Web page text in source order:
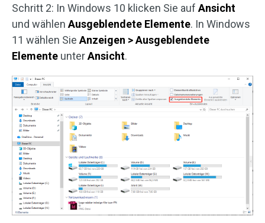
Schritt 2: In Windows 10 klicken Sie aufAnsicht
und wählenAusgeblendete Elemente. In Windows
11 wählen SieAnzeigen > Ausgeblendete
Elemente unterAnsicht.